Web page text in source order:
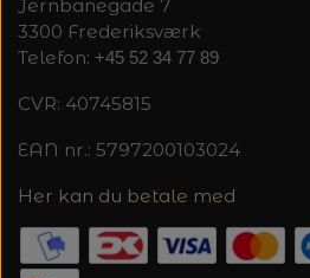
Jernbanegade 7
3300 Frederiksværk
Telefon: +45 52 34 77 89
CVR: 40745815
EAN nr.: 5797200103024
Her kan du betale med